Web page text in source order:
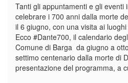
Tanti gli appuntamenti e gli
celebrare i 700 anni dalla morte
il 6 giugno, con una visita ai
Ecco #Dante700, il calendario
Comune di Barga da giugno a
settimo centenario dalla morte di
presentazione del programma, a